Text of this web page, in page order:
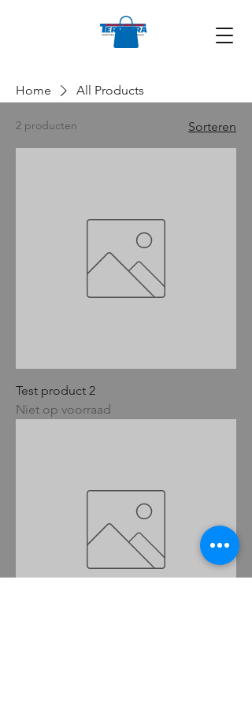
Home All Products
2 producten Sorteren
Test product 2
Niet op voorraad